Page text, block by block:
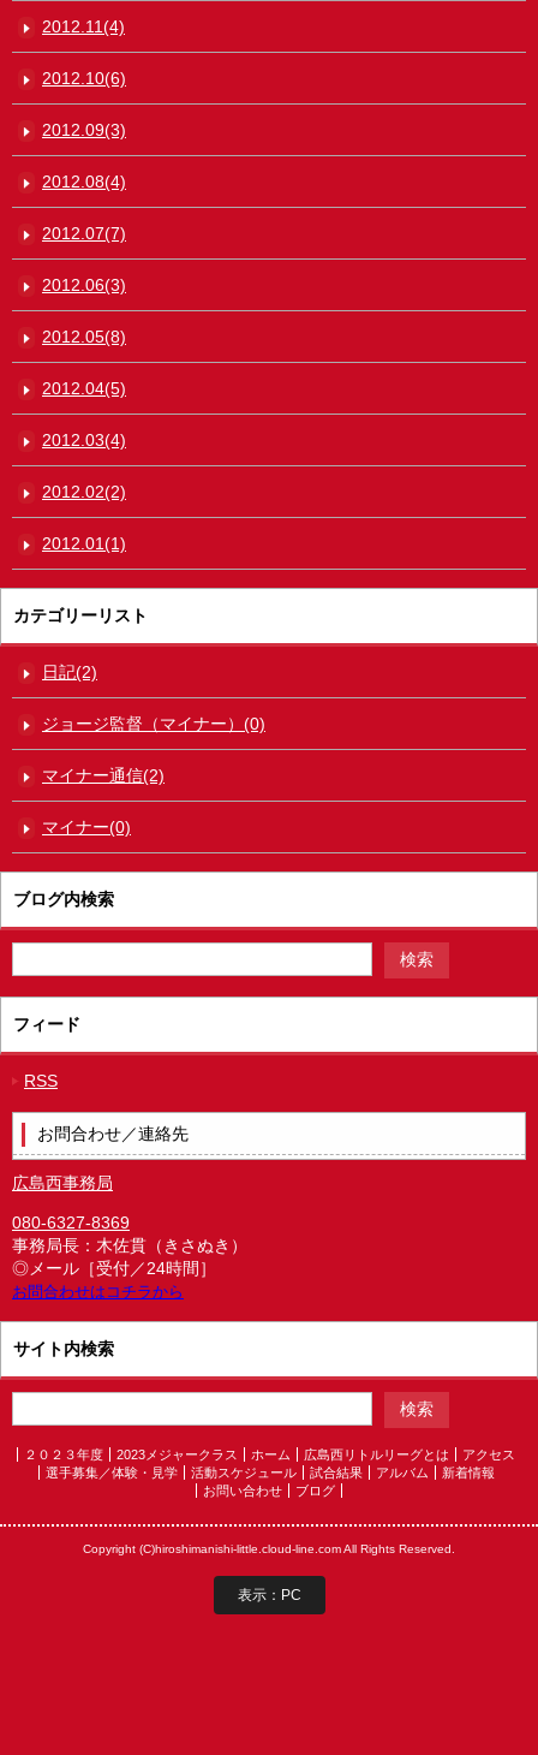
2012.11(4)
2012.10(6)
2012.09(3)
2012.08(4)
2012.07(7)
2012.06(3)
2012.05(8)
2012.04(5)
2012.03(4)
2012.02(2)
2012.01(1)
カテゴリーリスト
日記(2)
ジョージ監督（マイナー）(0)
マイナー通信(2)
マイナー(0)
ブログ内検索
フィード
RSS
お問合わせ／連絡先
広島西事務局
080-6327-8369
事務局長：木佐貫（きさぬき）
◎メール［受付／24時間］
お問合わせはコチラから
サイト内検索
２０２３年度 2023メジャークラス ホーム 広島西リトルリーグとは
アクセス
選手募集／体験・見学
活動スケジュール 試合結果 アルバム
新着情報
お問い合わせ
ブログ
Copyright (C)hiroshimanishi-little.cloud-line.com All Rights Reserved.
表示：PC